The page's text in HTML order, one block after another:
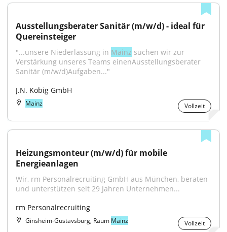
Ausstellungsberater Sanitär (m/w/d) - ideal für
Quereinsteiger
"...unsere Niederlassung in Mainz suchen wir zur
Verstärkung unseres Teams einenAusstellungsberater
Sanitär (m/w/d)Aufgaben..."
J.N. Köbig GmbH
Mainz Vollzeit
Heizungsmonteur (m/w/d) für mobile
Energieanlagen
Wir, rm Personalrecruiting GmbH aus München, beraten
und unterstützen seit 29 Jahren Unternehmen...
rm Personalrecruiting
Ginsheim-Gustavsburg, Raum Mainz Vollzeit